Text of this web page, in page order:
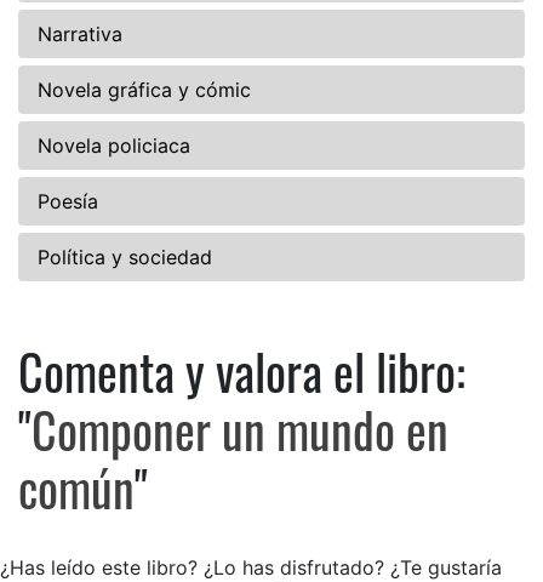
Narrativa
Novela gráfica y cómic
Novela policiaca
Poesía
Política y sociedad
Comenta y valora el libro:
Comenta y valora el libro:
"Componer un mundo en
común"
¿Has leído este libro? ¿Lo has disfrutado? ¿Te gustaría